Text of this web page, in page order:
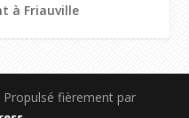
à Friauville
Propulsé fièrement par